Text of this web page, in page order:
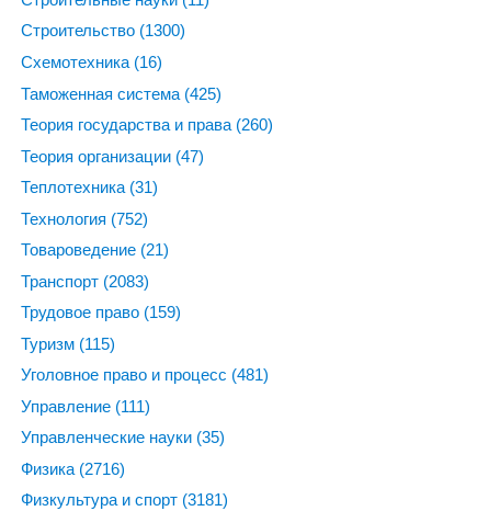
Строительство (1300)
Схемотехника (16)
Таможенная система (425)
Теория государства и права (260)
Теория организации (47)
Теплотехника (31)
Технология (752)
Товароведение (21)
Транспорт (2083)
Трудовое право (159)
Туризм (115)
Уголовное право и процесс (481)
Управление (111)
Управленческие науки (35)
Физика (2716)
Физкультура и спорт (3181)